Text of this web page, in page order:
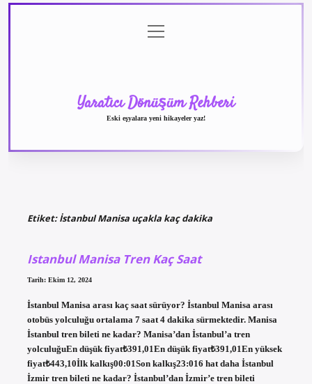
menüyü
aç
Yaratıcı Dönüşüm Rehberi
Eski eşyalara yeni hikayeler yaz!
Etiket:İstanbul Manisa uçakla kaç dakika
Istanbul Manisa Tren Kaç Saat
Tarih: Ekim 12, 2024
İstanbul Manisa arası kaç saat sürüyor? İstanbul Manisa arası
otobüs yolculuğu ortalama 7 saat 4 dakika sürmektedir. Manisa
İstanbul tren bileti ne kadar? Manisa’dan İstanbul’a tren
yolculuğuEn düşük fiyat₺391,01En düşük fiyat₺391,01En yüksek
fiyat₺443,10İlk kalkış00:01Son kalkış23:016 hat daha İstanbul
İzmir tren bileti ne kadar? İstanbul’dan İzmir’e tren bileti